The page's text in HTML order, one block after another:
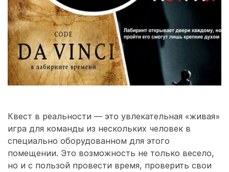
Квест в реальности — это увлекательная «живая»
игра для команды из нескольких человек в
специально оборудованном для этого
помещении. Это возможность не только весело,
но и с пользой провести время, проверить свои